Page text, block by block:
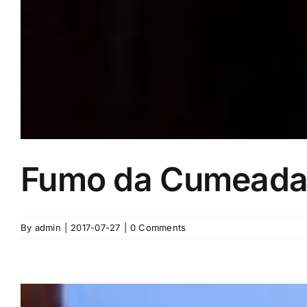
Fumo da
By admin 2017-07-27 0 Comments